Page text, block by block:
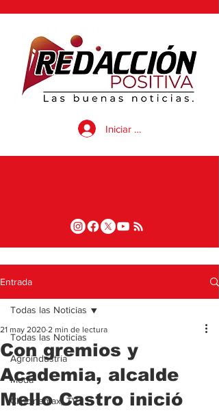
Iniciar sesión
Entrada
Todas las Noticias
Agroindustria
Moda
Clipcinemax_TV
Todas las Noticias
Con gremios y
Academia, alcalde
Mello Castro inició
21 may 2020 2 min de lectura